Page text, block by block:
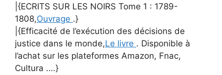
|{ECRITS SUR LES NOIRS Tome 1 : 1789-
1808,Ouvrage .}
|{Efficacité de l’exécution des décisions de
justice dans le monde,Le livre . Disponible à
l’achat sur les plateformes Amazon, Fnac,
Cultura ….}